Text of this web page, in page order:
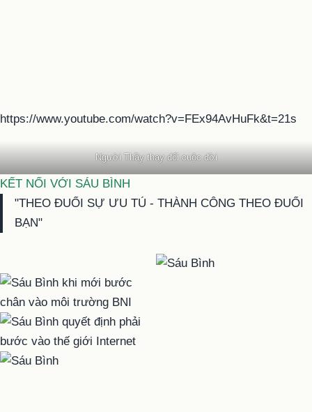
https://www.youtube.com/watch?v=FEx94AvHuFk&t=21s
Người Thầy thay đổi cuộc đời
KẾT NỐI VỚI SÁU BÌNH
"THEO ĐUỔI SỰ ƯU TÚ - THÀNH CÔNG THEO ĐUỔI
BẠN"